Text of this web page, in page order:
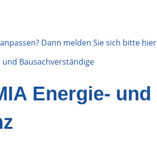
Dann melden Sie sich bitte hier
und Bausachverständige
Energie- und